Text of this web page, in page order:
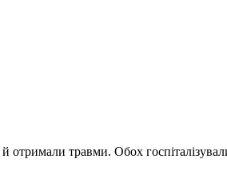
отримали травми. Обох